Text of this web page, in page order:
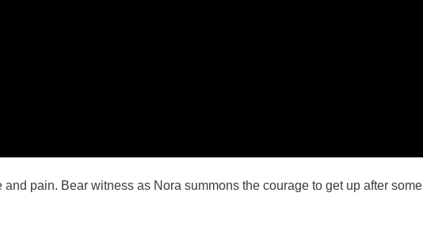
pain. Bear witness as Nora summons the courage to get up after some